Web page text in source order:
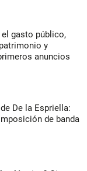
gasto público,
y
anuncios
De la Espriella:
de banda